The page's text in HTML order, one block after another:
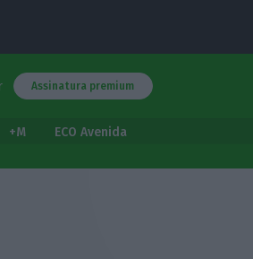
Assinatura premium
+M
ECO Avenida